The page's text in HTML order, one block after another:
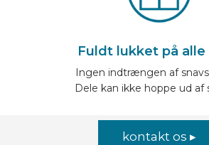
Fuldt lukket på alle
Ingen indtrængen af
Dele kan ikke hoppe ud af
kontakt os ▸